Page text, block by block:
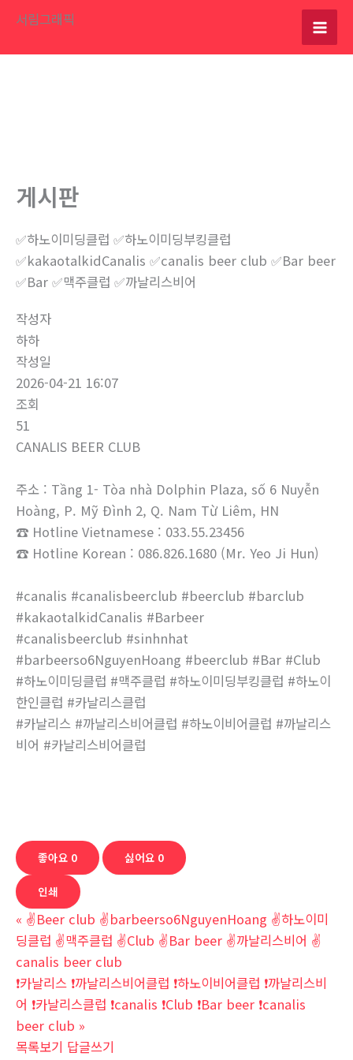
츠
서림그래픽
게시판
✅하노이미딩클럽 ✅하노이미딩부킹클럽
✅kakaotalkidCanalis ✅canalis beer club ✅Bar beer
✅Bar ✅맥주클럽 ✅까날리스비어
작성자
하하
작성일
2026-04-21 16:07
조회
51
CANALIS BEER CLUB
주소 : Tầng 1- Tòa nhà Dolphin Plaza, số 6 Nuyễn
Hoàng, P. Mỹ Đình 2, Q. Nam Từ Liêm, HN
☎ Hotline Vietnamese : 033.55.23456
☎ Hotline Korean : 086.826.1680 (Mr. Yeo Ji Hun)
#canalis #canalisbeerclub #beerclub #barclub
#kakaotalkidCanalis #Barbeer
#canalisbeerclub #sinhnhat
#barbeerso6NguyenHoang #beerclub #Bar #Club
#하노이미딩클럽 #맥주클럽 #하노이미딩부킹클럽 #하노이
한인클럽 #카날리스클럽
#카날리스 #까날리스비어클럽 #하노이비어클럽 #까날리스
비어 #카날리스비어클럽
좋아요 0 싫어요 0
인쇄
« ✌Beer club ✌barbeerso6NguyenHoang ✌하노이미
딩클럽 ✌맥주클럽 ✌Club ✌Bar beer ✌까날리스비어 ✌
canalis beer club
❗카날리스 ❗까날리스비어클럽 ❗하노이비어클럽 ❗까날리스비
어 ❗카날리스클럽 ❗canalis ❗Club ❗Bar beer ❗canalis
beer club »
목록보기 답글쓰기